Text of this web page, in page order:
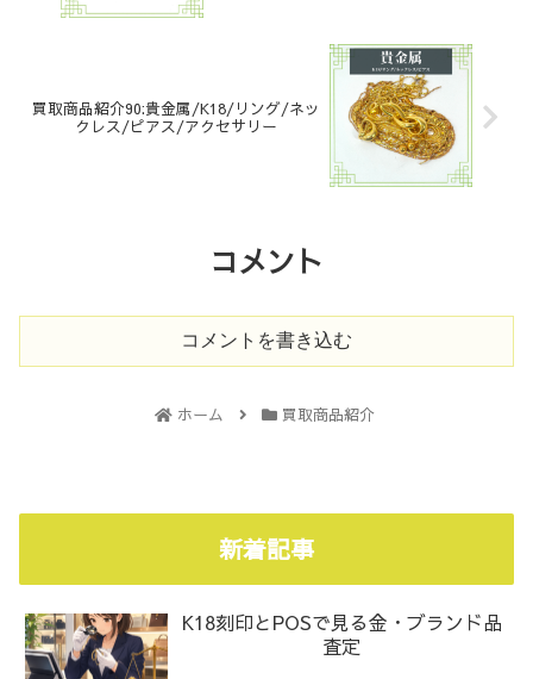
買取商品紹介90:貴金属/K18/リング/ネッ
クレス/ピアス/アクセサリー
コメント
コメントを書き込む
ホーム 買取商品紹介
新着記事
K18刻印とPOSで見る金・ブランド品
査定